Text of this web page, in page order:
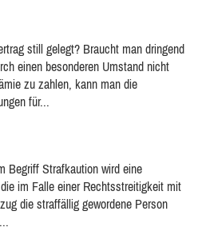
still gelegt? Braucht man dringend
einen besonderen Umstand nicht
zu zahlen, kann man die
für...
Begriff Strafkaution wird eine
im Falle einer Rechtsstreitigkeit mit
die straffällig gewordene Person